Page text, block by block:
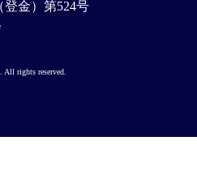
金）第524号
rights reserved.